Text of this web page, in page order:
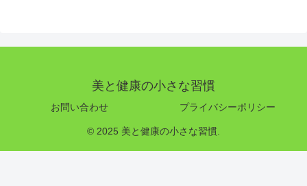
美と健康の小さな習慣
お問い合わせ プライバシーポリシー
© 2025 美と健康の小さな習慣.